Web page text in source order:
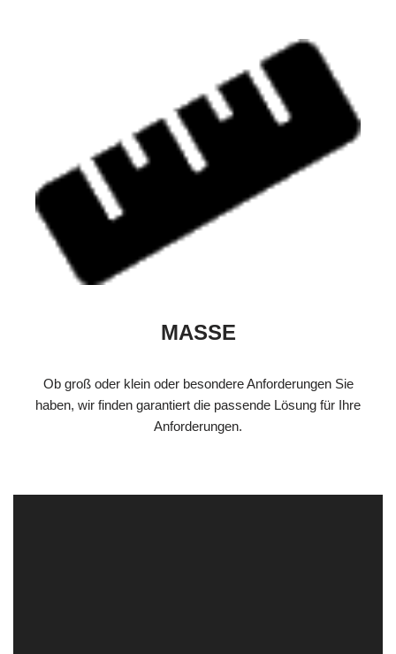
MASSE
Ob groß oder klein oder besondere Anforderungen Sie
haben, wir finden garantiert die passende Lösung für Ihre
Anforderungen.